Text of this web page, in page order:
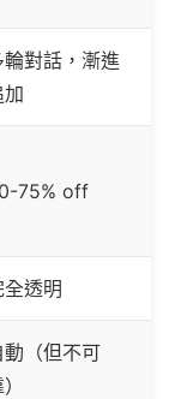
輪對話，漸進
加
75% off
全透明
動（但不可